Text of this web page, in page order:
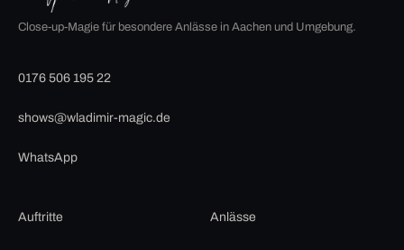
Close-up-Magie für besondere Anlässe in Aachen und Umgebung.
0176 506 195 22
shows@wladimir-magic.de
WhatsApp
Auftritte Anlässe